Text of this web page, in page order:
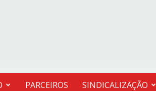
PARCEIROS SINDICALIZAÇÃO